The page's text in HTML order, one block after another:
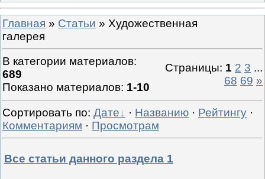
Главная » Статьи » Художественная
галерея
В категории материалов:
689
Показано материалов: 1-10
Страницы: 1 2 3 ...
68 69 »
Сортировать по: Дате · Названию · Рейтингу ·
Комментариям · Просмотрам
Все статьи данного раздела 1